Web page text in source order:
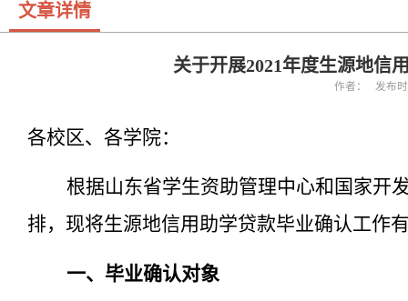
文章详情
关于开展2021年度生源地信
作者： 发布
各校区、各学院：
根据山东省学生资助管理中心和 国家开
排，现将生源地信用助学贷款毕业确认工作
一、毕业确认对象